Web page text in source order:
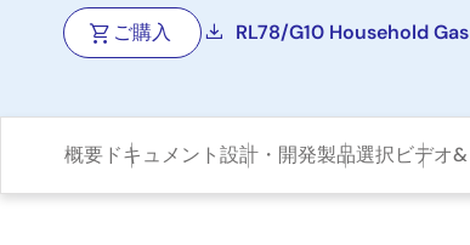
ずご購入 RL78/G10 Household
概要 ドキュメント設計・開発製品選択ビデオ